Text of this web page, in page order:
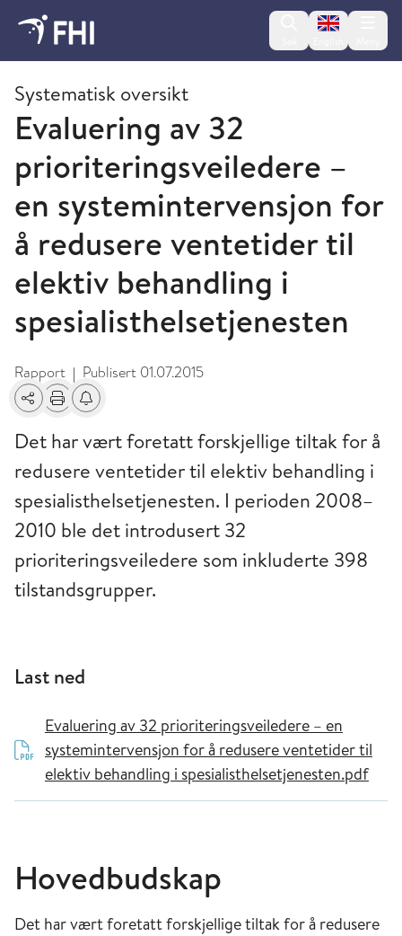
Change
2015 - publikasjoner fra FHI
Systematisk oversikt
Evaluering av 32
prioriteringsveiledere –
en systemintervensjon for
å redusere ventetider til
elektiv behandling i
spesialisthelsetjenesten
Rapport | Publisert 01.07.2015
Del Skriv utFå varsel om endringer
Det har vært foretatt forskjellige tiltak for å
redusere ventetider til elektiv behandling i
spesialisthelsetjenesten. I perioden 2008–
2010 ble det introdusert 32
prioriteringsveiledere som inkluderte 398
tilstandsgrupper.
Last ned
Evaluering av 32 prioriteringsveiledere – en
systemintervensjon for å redusere ventetider til
elektiv behandling i spesialisthelsetjenesten.pdf
Hovedbudskap
Det har vært foretatt forskjellige tiltak for å redusere